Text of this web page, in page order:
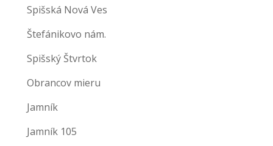
Spišská Nová Ves
Štefánikovo nám.
Spišský Štvrtok
Obrancov mieru
Jamník
Jamník 105